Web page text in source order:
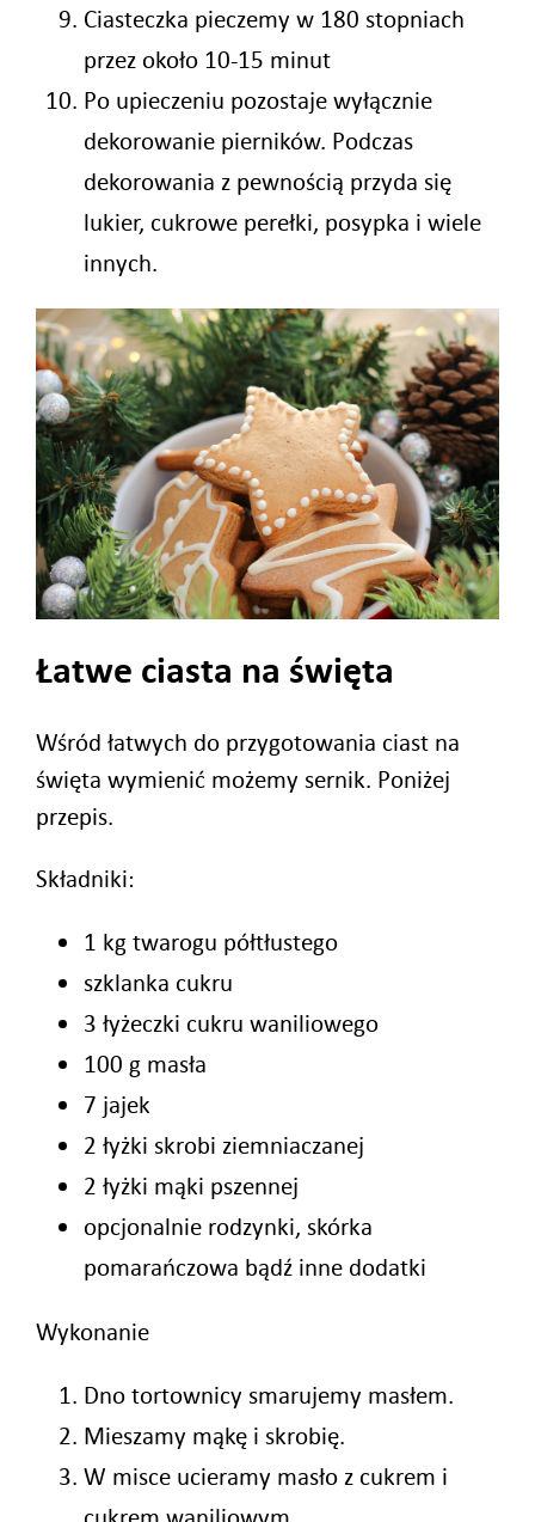
Ciasteczka pieczemy w 180 stopniach
przez około 10-15 minut
Po upieczeniu pozostaje wyłącznie
dekorowanie pierników. Podczas
dekorowania z pewnością przyda się
lukier, cukrowe perełki, posypka i wiele
innych.
Łatwe ciasta na święta
Wśród łatwych do przygotowania ciast na
święta wymienić możemy sernik. Poniżej
przepis.
Składniki:
1 kg twarogu półtłustego
szklanka cukru
3 łyżeczki cukru waniliowego
100 g masła
7 jajek
2 łyżki skrobi ziemniaczanej
2 łyżki mąki pszennej
opcjonalnie rodzynki, skórka
pomarańczowa bądź inne dodatki
Wykonanie
Dno tortownicy smarujemy masłem.
Mieszamy mąkę i skrobię.
W misce ucieramy masło z cukrem i